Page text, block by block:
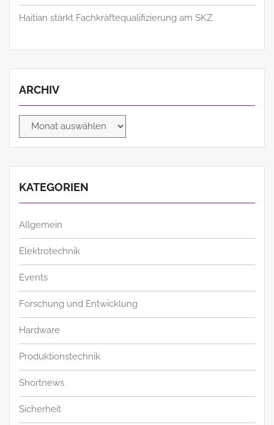
Haitian stärkt Fachkräftequalifizierung am SKZ
ARCHIV
Archiv
KATEGORIEN
Allgemein
Elektrotechnik
Events
Forschung und Entwicklung
Hardware
Produktionstechnik
Shortnews
Sicherheit